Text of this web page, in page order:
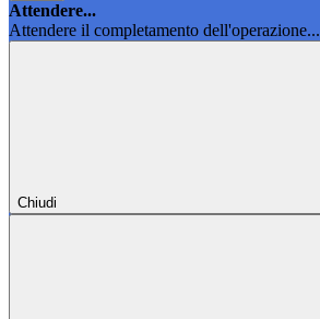
Attendere...
Attendere il completamento dell'operazione...
Chiudi